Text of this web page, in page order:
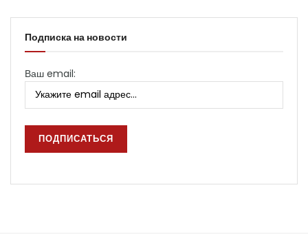
Подписка на новости
Ваш email: